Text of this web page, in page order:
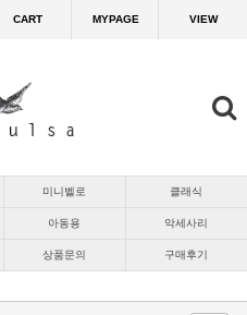
CART MYPAGE VIEW
미니벨로 클래식
아동용 악세사리
상품문의 구매후기